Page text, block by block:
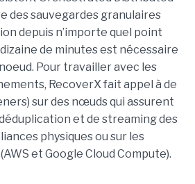
des sauvegardes granulaires
depuis n’importe quel point
de minutes est nécessaire
Pour travailler avec les
RecoverX fait appel à de
sur des nœuds qui assurent
et de streaming des
physiques ou sur les
et Google Cloud Compute).